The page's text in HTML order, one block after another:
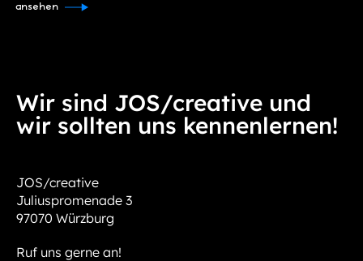
ansehen
Wir sind JOS/creative und
wir sollten uns kennenlernen!
JOS/creative
Juliuspromenade 3
97070 Würzburg
Ruf uns gerne an!